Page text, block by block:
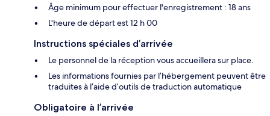
Âge minimum pour effectuer l'enregistrement : 18 ans
L'heure de départ est 12 h 00
Instructions spéciales d’arrivée
Le personnel de la réception vous accueillera sur place.
Les informations fournies par l’hébergement peuvent être
traduites à l’aide d’outils de traduction automatique
Obligatoire à l’arrivée